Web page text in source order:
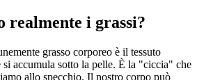
realmente i grassi?
grasso corporeo è il tessuto
si accumula sotto la pelle. È la "ciccia" che
allo specchio. Il nostro corpo può